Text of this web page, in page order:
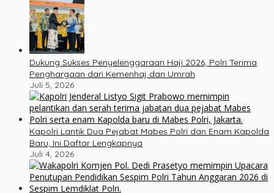
Dukung Sukses Penyelenggaraan Haji 2026, Polri Terima
Penghargaan dari Kemenhaj dan Umrah
Juli 5, 2026
Kapolri Lantik Dua Pejabat Mabes Polri dan Enam Kapolda
Baru, Ini Daftar Lengkapnya
Juli 4, 2026